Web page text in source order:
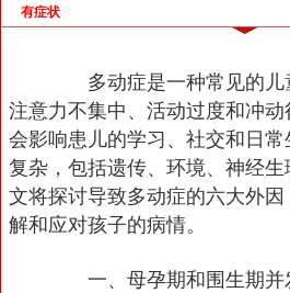
有症状
多动症是一种常见的儿
注意力不集中、活动过度和冲
会影响患儿的学习、社交和日
复杂，包括遗传、环境、神经
文将探讨导致多动症的六大外
解和应对孩子的病情。
一、母孕期和围生期并